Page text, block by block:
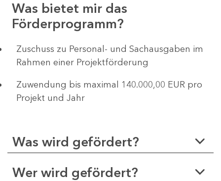
Was bietet mir das
Förderprogramm?
Zuschuss zu Personal- und Sachausgaben im
Rahmen einer Projektförderung
Zuwendung bis maximal 140.000,00 EUR pro
Projekt und Jahr
Was wird gefördert?
Wer wird gefördert?